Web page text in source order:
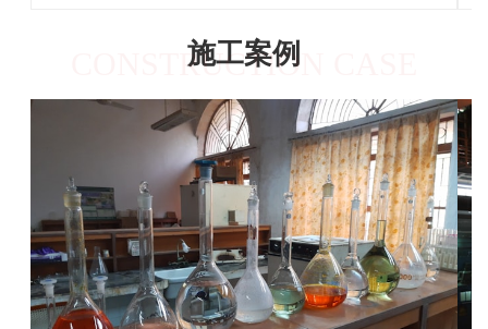
施工案例
CONSTRUCTION CASE